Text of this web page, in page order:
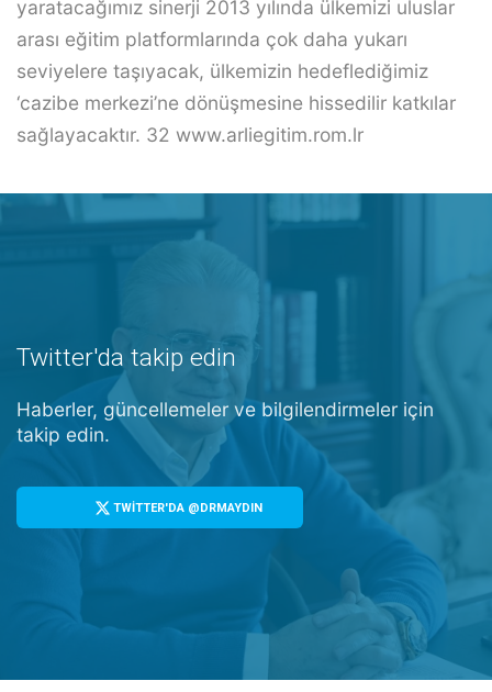
yaratacağımız sinerji 2013 yılında ülkemizi uluslar
arası eğitim platformlarında çok daha yukarı
seviyelere taşıyacak, ülkemizin hedeflediğimiz
‘cazibe merkezi’ne dönüşmesine hissedilir katkılar
sağlayacaktır. 32 www.arliegitim.rom.lr
Twitter'da takip edin
Haberler, güncellemeler ve bilgilendirmeler için
takip edin.
TWİTTER'DA @DRMAYDIN